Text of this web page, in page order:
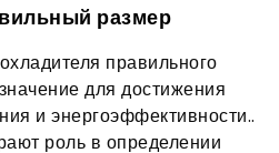
размер
правильного
для достижения
и энергоэффективности..
роль в определении